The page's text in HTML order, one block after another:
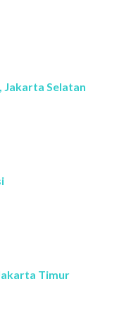
Jakarta Selatan
Timur